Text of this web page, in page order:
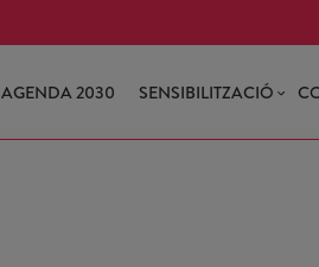
AGENDA 2030 SENSIBILITZACIÓ